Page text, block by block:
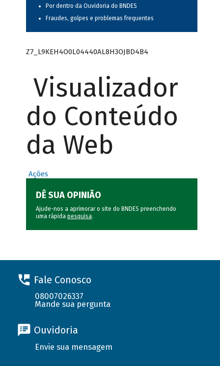
Por dentro da Ouvidoria do BNDES
Fraudes, golpes e problemas frequentes
Z7_L9KEH4O0L04440AL8H3OJBD4B4
Visualizador
do Conteúdo
da Web
Ações
DÊ SUA OPINIÃO
Ajude-nos a aprimorar o site do BNDES preenchendo
uma rápida pesquisa.
Fale Conosco
08007026337
Mande sua pergunta
Ouvidoria
Envie sua mensagem